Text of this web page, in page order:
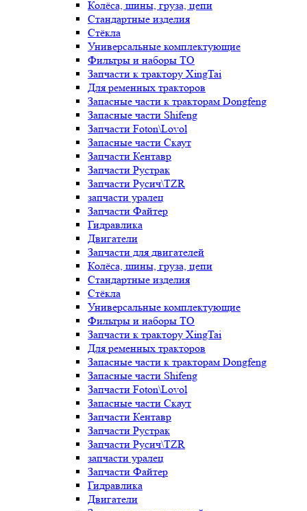
Колёса, шины, груза, цепи
Стандартные изделия
Стёкла
Универсальные комплектующие
Фильтры и наборы ТО
Запчасти к трактору XingTai
Для ременных тракторов
Запасные части к тракторам Dongfeng
Запасные части Shifeng
Запчасти Foton\Lovol
Запасные части Скаут
Запчасти Кентавр
Запчасти Рустрак
Запчасти Русич\TZR
запчасти уралец
Запчасти Файтер
Гидравлика
Двигатели
Запчасти для двигателей
Колёса, шины, груза, цепи
Стандартные изделия
Стёкла
Универсальные комплектующие
Фильтры и наборы ТО
Запчасти к трактору XingTai
Для ременных тракторов
Запасные части к тракторам Dongfeng
Запасные части Shifeng
Запчасти Foton\Lovol
Запасные части Скаут
Запчасти Кентавр
Запчасти Рустрак
Запчасти Русич\TZR
запчасти уралец
Запчасти Файтер
Гидравлика
Двигатели